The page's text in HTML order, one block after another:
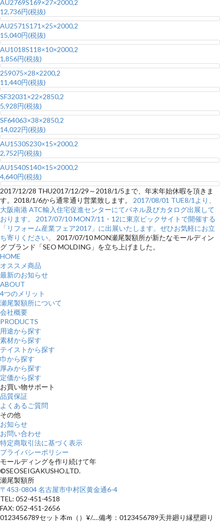
AU2769S169×27×2000,2
12,736円(税抜)
AU2571S1 71×25×2000,2
15,040円(税抜)
AU1018S1 18×10×2000,2
1,856円(税抜)
259075×28×2200,2
11,440円(税抜)
SF32031×22×2850,2
5,928円(税抜)
SF64063×38×2850,2
14,022円(税抜)
AU1530S230×15×2000,2
2,752円(税抜)
AU1540S140×15×2000,2
4,640円(税抜)
2017/12/28 THU2017/12/29～2018/1/5まで、年末年始休暇を頂きま
す。2018/1/6から通常通り営業致します。
2017/08/01 TUE8/1より、
大阪南港 ATC輸入住宅促進センターにてパネル及びカタログ出展して
おります。
2017/07/10 MON7/11・12に東京ビックサイトで開催する
「リフォーム産業フェア2017」に出展いたします。ぜひお気軽にお立
ち寄りください。
2017/07/10 MON瀬尾製額所が新たなモールディン
グ ブランド「SEO MOLDING」を立ち上げました。
HOME
オススメ商品
最新のお知らせ
ABOUT
4つのメリット
瀬尾製額所について
会社概要
PRODUCTS
用途から探す
素材から探す
テイストから探す
巾から探す
厚みから探す
定価から探す
お買い物サポート
品質保証
よくあるご質問
その他
お知らせ
お問い合わせ
特定商取引法に基づく表示
プライバシーポリシー
モールディングを作り続けて年
©SEOSEIGAKUSHO.LTD.
瀬尾製額所
〒453-0804 名古屋市中村区黄金通6-4
TEL: 052-451-4518
FAX: 052-451-2656
0123456789セット本m（）¥/.…備考：0123456789天井廻り縁壁廻り